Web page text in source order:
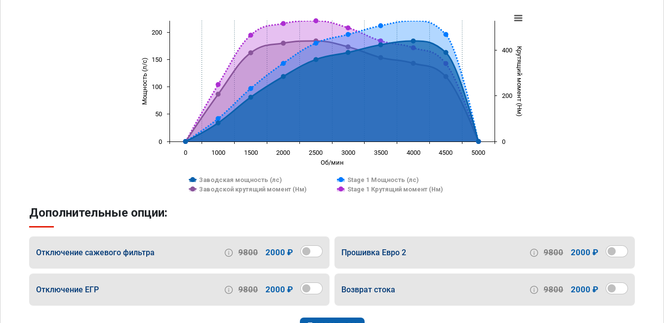
Об/мин
Мощность (л/с) Крутящий момент (Нм)
Заводская мощность (лс)
Stage 1 Мощность (лс)
Заводской крутящий момент (Нм)
Stage 1 Крутящий момент (Нм)
0 1000 1500 2000 2500 3000 3500 4000 4500 5000
0
50
100
150
200
0
200
400
Дополнительные опции:
Отключение сажевого фильтра 9800 2000 ₽ Прошивка Евро 2 9800 2000 ₽
Отключение ЕГР 9800 2000 ₽ Возврат стока 9800 2000 ₽